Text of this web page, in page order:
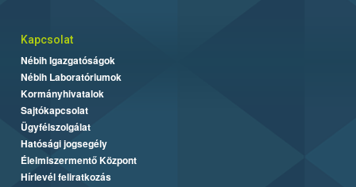
Kapcsolat
Nébih Igazgatóságok
Nébih Laboratóriumok
Kormányhivatalok
Sajtókapcsolat
Ügyfélszolgálat
Hatósági jogsegély
Élelmiszermentő Központ
Hírlevél feliratkozás